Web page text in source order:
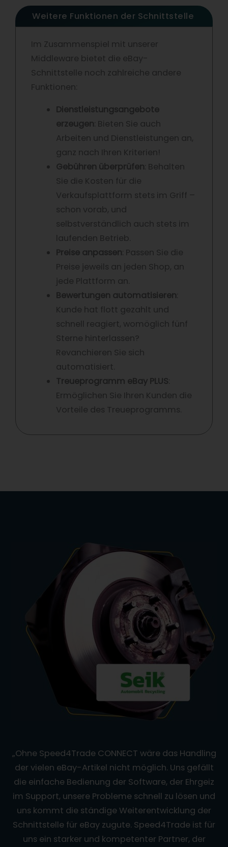
Weitere Funktionen der Schnittstelle
Im Zusammenspiel mit unserer
Middleware bietet die eBay-
Schnittstelle noch zahlreiche andere
Funktionen:
Dienstleistungsangebote
erzeugen : Bieten Sie auch
Arbeiten und Dienstleistungen an,
ganz nach Ihren Kriterien!
Gebühren überprüfen : Behalten
Sie die Kosten für die
Verkaufsplattform stets im Griff –
schon vorab, und
selbstverständlich auch stets im
laufenden Betrieb.
Preise anpassen : Passen Sie die
Preise jeweils an jeden Shop, an
jede Plattform an.
Bewertungen automatisieren
Kunde hat flott gezahlt und
schnell reagiert, womöglich fünf
Sterne hinterlassen?
Revanchieren Sie sich
automatisiert.
Treueprogramm eBay PLUS
Ermöglichen Sie Ihren Kunden die
Vorteile des Treueprogramms.
„Ohne Speed4Trade CONNECT wäre das Handling
der vielen eBay-Artikel nicht möglich. Uns gefällt
die einfache Bedienung der Software, der Ehrgeiz
im Support, unsere Probleme schnell zu lösen und
uns kommt die ständige Weiterentwicklung der
Schnittstelle für eBay zugute. Speed4Trade ist für
uns ein starker und kompetenter Partner, der